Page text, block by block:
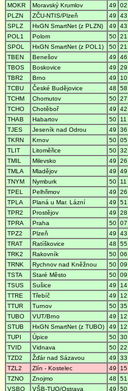
MOKR
Moravský Krumlov 49 02
PLZN
ZČU-NTIS/Plzeň 49 43
SPLZ
HxGN SmartNet (z PLZN) 49 43
POL1
Polom 50 21
SPOL
HxGN SmartNet (z POL1) 50 21
TBEN
Benešov 49 46
TBOS
Boskovice 49 29
TBR2
Brno 49 10
TCBU
České Budějovice 48 58
TCHM
Chomutov 50 27
TCHO
Chotěboř 49 42
THAB
Habartov 50 11
TJES
Jeseník nad Odrou 49 36
TKRN
Krnov 50 05
TLIT
Litoměřice 50 32
TMIL
Milevsko 49 26
TMLA
Mladějov 49 49
TNYM
Nymburk 50 11
TPEL
Pelhřimov 49 26
TPLA
Planá u Mar. Lázní 49 51
TPR2
Prostějov 49 28
TPRA
Praha 50 07
TPZ2
Plzeň 49 43
TRAT
Ratíškovice 48 55
TRK2
Rakovník 50 06
TRNK
Rychnov nad Kněžnou 50 09
TSTA
Staré Město 50 09
TSUS
Sušice 49 14
TTRE
Třebíč 49 12
TTUR
Turnov 50 35
TUBO
VUT/Brno 49 12
STUB
HxGN SmartNet (z TUBO) 49 12
TUPI
Úpice 50 30
TVID
Vidnava 50 22
TZD2
Žďár nad Sázavou 49 33
TZL2
Zlín - Kostelec 49 15
TZNO
Znojmo 48 51
VSBO
VŠB-TUO/Ostrava 49 50